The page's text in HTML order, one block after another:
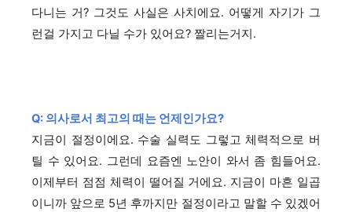
다니는 거? 그것도 사실은 사치에요. 어떻게 자기가 그
런걸 가지고 다닐 수가 있어요? 짤리는거지.
Q: 의사로서 최고의 때는 언제인가요?
지금이 절정이에요. 수술 실력도 그렇고 체력적으로 버
틸 수 있어요. 그런데 요즘엔 노안이 와서 좀 힘들어요.
이제부터 점점 체력이 떨어질 거에요. 지금이 마흔 일곱
이니까 앞으로 5년 후까지만 절정이라고 말할 수 있겠어